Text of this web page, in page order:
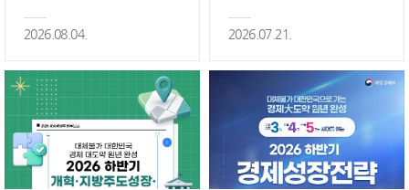
2026.08.04. 2026.07.21.